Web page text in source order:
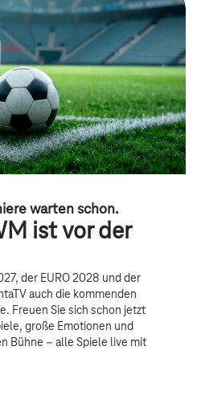
warten schon.
ist vor der
der EURO 2028 und der
auch die kommenden
Freuen Sie sich schon jetzt
große Emotionen und
Bühne – alle Spiele live mit